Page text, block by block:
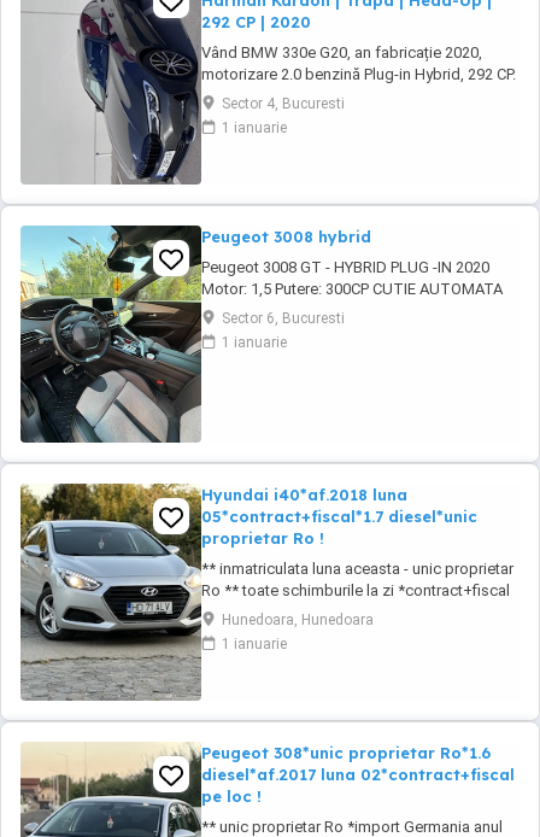
292 CP | 2020
Vând BMW 330e G20, an fabricație 2020,
motorizare 2.0 benzină Plug-in Hybrid, 292 CP.
191.000 km (reali, verificabili) Import
Germania, primul proprietar în România.
Mașina este întreținută exemplar, toate
BMW. Dotări ...
Sector 4, Bucuresti
1 ianuarie
Peugeot 3008 hybrid
Peugeot 3008 GT - HYBRID PLUG -IN 2020
Motor: 1,5 Putere: 300CP CUTIE AUTOMATA
Combustibil: HYBRID PLUG -IN Tip Caroserie :
SUV Rulaj: 69000 km Pret vanzare: 19.900 EUR
Sector 6, Bucuresti
1 ianuarie
Hyundai i40*af.2018 luna
05*contract+fiscal*1.7 diesel*unic
proprietar Ro !
** inmatriculata luna aceasta - unic proprietar
Ro ** toate schimburile la zi *contract+fiscal
pe loc == Hyundai i40 *af.2018 luna 05 *euro
6! == 1.7 diesel CRDI *85 kw - 115 cp
*distributia pe lant == pachet crom interior
Hunedoara, Hunedoara
1 ianuarie
Peugeot 308*unic proprietar Ro*1.6
diesel*af.2017 luna 02*contract+fiscal
pe loc !
** unic proprietar Ro *import Germania anul